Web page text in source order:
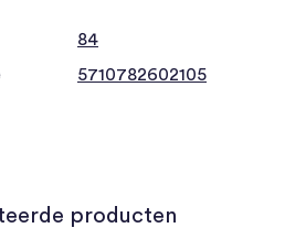
84
5710782602105
producten